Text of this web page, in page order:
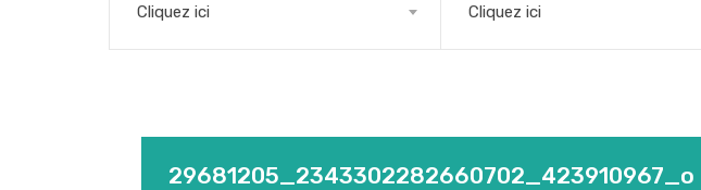
Cliquez ici Cliquez ici
29681205_2343302282660702_423910967_o